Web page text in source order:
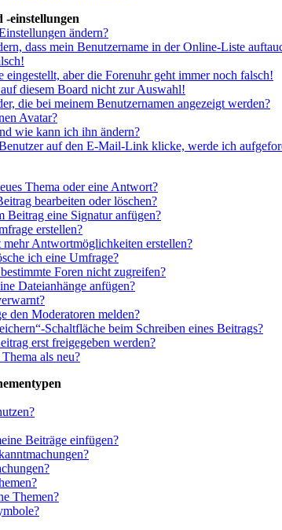
-einstellungen
ändern?
dass mein Benutzername in der Online-Liste
eingestellt, aber die Forenuhr geht immer noch falsch!
diesem Board nicht zur Auswahl!
die bei meinem Benutzernamen angezeigt werden?
Avatar?
wie kann ich ihn ändern?
auf den E-Mail-Link klicke, werde ich
Thema oder eine Antwort?
bearbeiten oder löschen?
Beitrag eine Signatur anfügen?
erstellen?
Antwortmöglichkeiten erstellen?
ich eine Umfrage?
Foren nicht zugreifen?
Dateianhänge anfügen?
den Moderatoren melden?
Schaltfläche beim Schreiben eines Beitrags?
erst freigegeben werden?
als neu?
Beiträge einfügen?
Themen?